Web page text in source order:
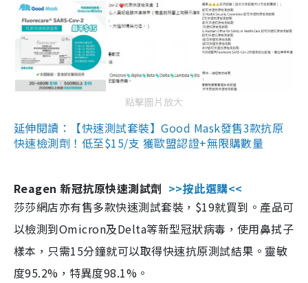
點擊圖片放大
延伸閱讀：【快速測試套裝】Good Mask發售3款抗原
快速檢測劑！低至$15/支 獲歐盟認證+無限購數量
Reagen 新冠抗原快速測試劑 >>按此選購<<
莎莎網店亦有售多款快速測試套裝，$19就買到。產品可
以檢測到Omicron及Delta等新型冠狀病毒，使用鼻拭子
樣本，只需15分鐘就可以取得快速抗原測試結果。靈敏
度95.2%，特異度98.1%。